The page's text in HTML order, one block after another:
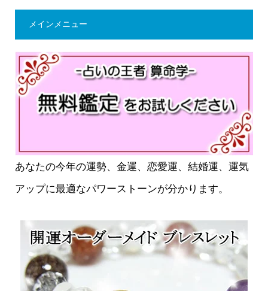
メインメニュー
あなたの今年の運勢、金運、恋愛運、結婚運、運気
アップに最適なパワーストーンが分かります。